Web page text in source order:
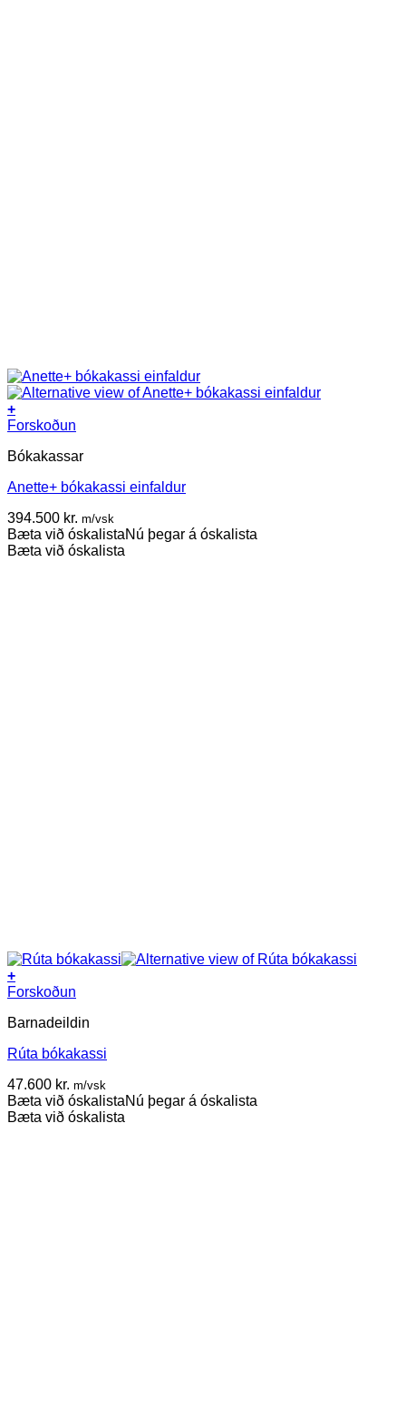
+
Forskoðun
Bókakassar
Anette+ bókakassi einfaldur
394.500 kr. m/vsk
Bæta við óskalistaNú þegar á óskalista
Bæta við óskalista
+
Forskoðun
Barnadeildin
Rúta bókakassi
47.600 kr. m/vsk
Bæta við óskalistaNú þegar á óskalista
Bæta við óskalista